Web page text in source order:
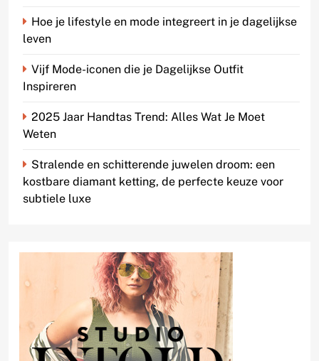
Hoe je lifestyle en mode integreert in je dagelijkse
leven
Vijf Mode-iconen die je Dagelijkse Outfit
Inspireren
2025 Jaar Handtas Trend: Alles Wat Je Moet
Weten
Stralende en schitterende juwelen droom: een
kostbare diamant ketting, de perfecte keuze voor
subtiele luxe